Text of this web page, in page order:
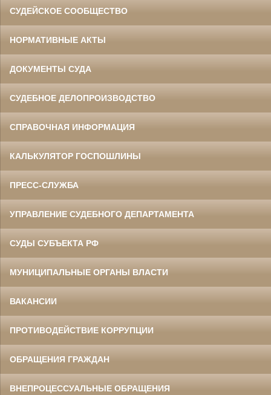
СУДЕЙСКОЕ СООБЩЕСТВО
НОРМАТИВНЫЕ АКТЫ
ДОКУМЕНТЫ СУДА
СУДЕБНОЕ ДЕЛОПРОИЗВОДСТВО
СПРАВОЧНАЯ ИНФОРМАЦИЯ
КАЛЬКУЛЯТОР ГОСПОШЛИНЫ
ПРЕСС-СЛУЖБА
УПРАВЛЕНИЕ СУДЕБНОГО ДЕПАРТАМЕНТА
СУДЫ СУБЪЕКТА РФ
МУНИЦИПАЛЬНЫЕ ОРГАНЫ ВЛАСТИ
ВАКАНСИИ
ПРОТИВОДЕЙСТВИЕ КОРРУПЦИИ
ОБРАЩЕНИЯ ГРАЖДАН
ВНЕПРОЦЕССУАЛЬНЫЕ ОБРАЩЕНИЯ